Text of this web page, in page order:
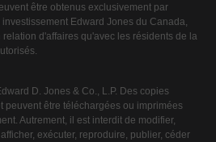
être obtenus exclusivement par
Edward Jones du Canada,
d'affaires qu'avec les résidents de la
D. Jones & Co., L.P. Des copies
peuvent être téléchargées ou imprimées
Autrement, il est interdit de modifier,
exécuter, reproduire, publier, céder